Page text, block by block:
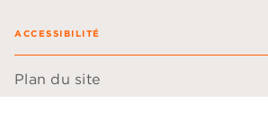
ACCESSIBILITÉ
Plan du site